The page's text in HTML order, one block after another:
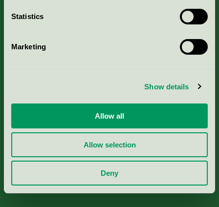
Statistics
Marketing
Show details
Allow all
Allow selection
Deny
Aktuella Remisser
Portal för massa, papper & tryckerier
Svanens husproduktportal-HPP
Rapporter & undersökningar
Press